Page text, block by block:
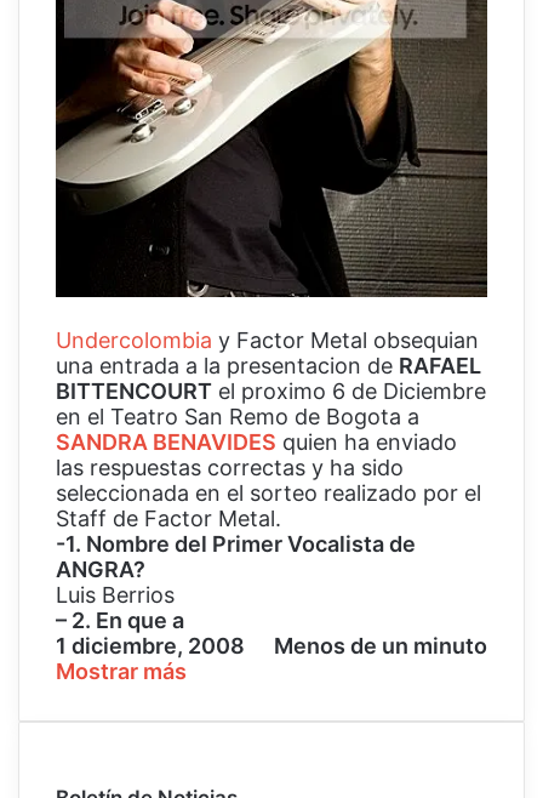
Undercolombia y Factor Metal obsequian
una entrada a la presentacion de RAFAEL
BITTENCOURT el proximo 6 de Diciembre
en el Teatro San Remo de Bogota a
SANDRA BENAVIDES quien ha enviado
las respuestas correctas y ha sido
seleccionada en el sorteo realizado por el
Staff de Factor Metal.
-1. Nombre del Primer Vocalista de
ANGRA?
Luis Berrios
– 2. En que a
1 diciembre, 2008
Menos de un minuto
Mostrar más